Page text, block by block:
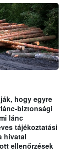
hogy egyre
biztonsági
lánc
tájékoztatási
hivatal
ellenőrzések